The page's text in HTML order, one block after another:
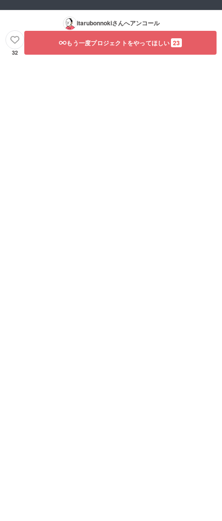
itarubonnokiさんへアンコール
32
もう一度プロジェクトをやってほしい 23